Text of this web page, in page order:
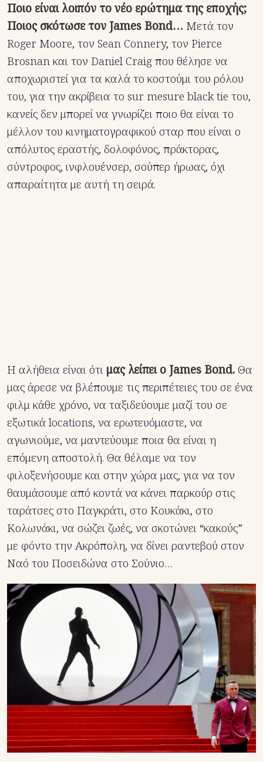
Ποιο είναι λοιπόν το νέο ερώτημα της εποχής;
Ποιος σκότωσε τον James Bond… Μετά τον
Roger Moore, τον Sean Connery, τον Pierce
Brosnan και τον Daniel Craig που θέλησε να
αποχωριστεί για τα καλά το κοστούμι του ρόλου
του, για την ακρίβεια το sur mesure black tie του,
κανείς δεν μπορεί να γνωρίζει ποιο θα είναι το
μέλλον του κινηματογραφικού σταρ που είναι ο
απόλυτος εραστής, δολοφόνος, πράκτορας,
σύντροφος, ινφλουένσερ, σούπερ ήρωας, όχι
απαραίτητα με αυτή τη σειρά.
Η αλήθεια είναι ότι μας λείπει ο James Bond.Θα
μας άρεσε να βλέπουμε τις περιπέτειες του σε ένα
φιλμ κάθε χρόνο, να ταξιδεύουμε μαζί του σε
εξωτικά locations, να ερωτευόμαστε, να
αγωνιούμε, να μαντεύουμε ποια θα είναι η
επόμενη αποστολή. Θα θέλαμε να τον
φιλοξενήσουμε και στην χώρα μας, για να τον
θαυμάσουμε από κοντά να κάνει παρκούρ στις
ταράτσες στο Παγκράτι, στο Κουκάκι, στο
Κολωνάκι, να σώζει ζωές, να σκοτώνει “κακούς”
με φόντο την Ακρόπολη, να δίνει ραντεβού στον
Ναό του Ποσειδώνα στο Σούνιο…